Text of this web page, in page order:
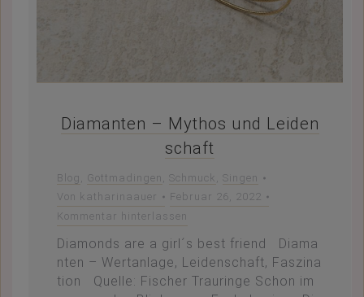
Diamanten – Mythos und Leiden
schaft
Blog , Gottmadingen , Schmuck , Singen
Von katharinaauer
Februar 26, 2022
Kommentar hinterlassen
Diamonds are a girl´s best friend Diama
nten – Wertanlage, Leidenschaft, Faszina
tion Quelle: Fischer Trauringe Schon im